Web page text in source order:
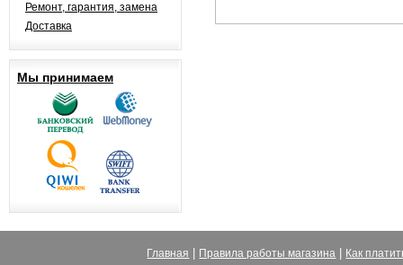
Ремонт, гарантия, замена
Доставка
Мы принимаем
Главная Правила работы магазина Как